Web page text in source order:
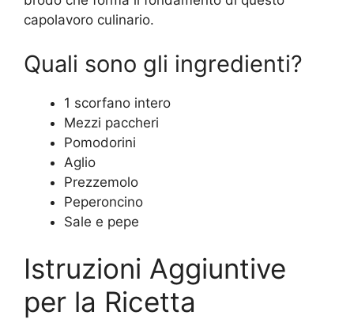
capolavoro culinario.
Quali sono gli ingredienti?
1 scorfano intero
Mezzi paccheri
Pomodorini
Aglio
Prezzemolo
Peperoncino
Sale e pepe
Istruzioni Aggiuntive
per la Ricetta